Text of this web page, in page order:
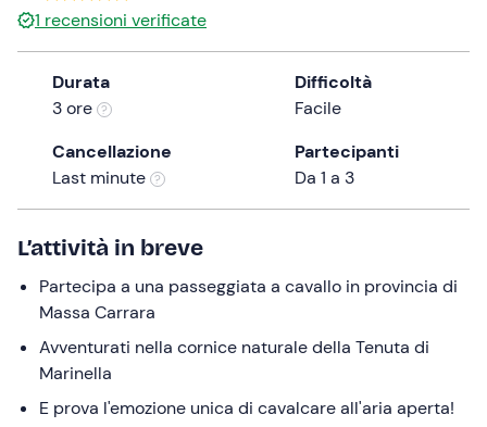
the
question
mark
keyboard
shortcuts
for
changing
dates.
1 recensioni verificate
Durata
3 ore
Difficoltà
Facile
Cancellazione
Last minute
Partecipanti
Da 1 a 3
L’attività in breve
Partecipa a una passeggiata a cavallo in provincia di
Massa Carrara
Avventurati nella cornice naturale della Tenuta di
Marinella
E prova l'emozione unica di cavalcare all'aria aperta!